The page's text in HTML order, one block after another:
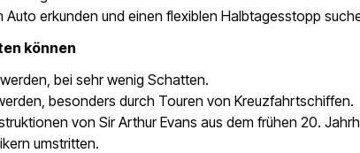
Auto erkunden und einen flexiblen Halbtagesstopp
können
bei sehr wenig Schatten.
besonders durch Touren von Kreuzfahrtschiffen.
von Sir Arthur Evans aus dem frühen 20.
umstritten.